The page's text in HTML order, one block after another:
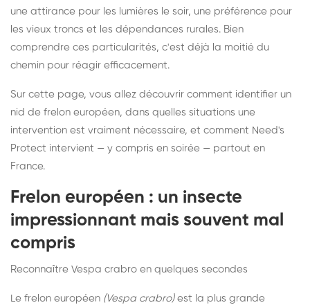
une attirance pour les lumières le soir, une préférence pour
les vieux troncs et les dépendances rurales. Bien
comprendre ces particularités, c'est déjà la moitié du
chemin pour réagir efficacement.
Sur cette page, vous allez découvrir comment identifier un
nid de frelon européen, dans quelles situations une
intervention est vraiment nécessaire, et comment Need's
Protect intervient — y compris en soirée — partout en
France.
Frelon européen : un insecte
impressionnant mais souvent mal
compris
Reconnaître Vespa crabro en quelques secondes
Le frelon européen (Vespa crabro)est la plus grande